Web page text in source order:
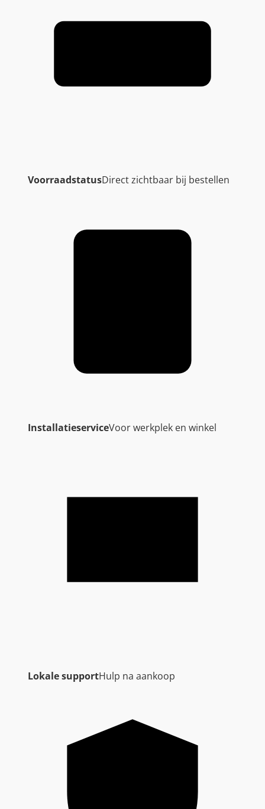
VoorraadstatusDirect zichtbaar bij bestellen
InstallatieserviceVoor werkplek en winkel
Lokale supportHulp na aankoop